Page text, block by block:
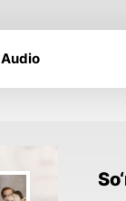
Audio